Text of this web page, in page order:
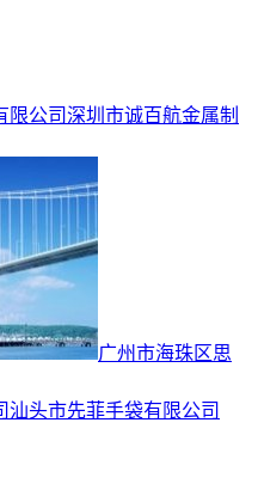
深圳市诚百航金属制
广州市海珠区思
汕头市先菲手袋有限公司